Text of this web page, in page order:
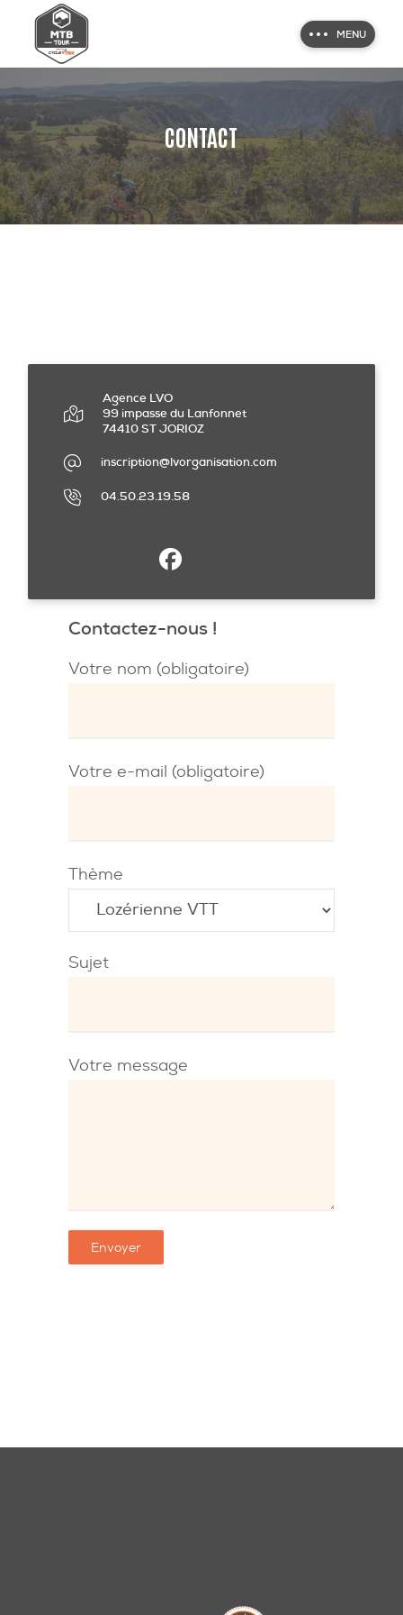
MENU
CONTACT
Agence LVO
99 impasse du Lanfonnet
74410 ST JORIOZ
inscription@lvorganisation.com
04.50.23.19.58
Contactez-nous !
Votre nom (obligatoire)
Votre e-mail (obligatoire)
Thème
Sujet
Votre message